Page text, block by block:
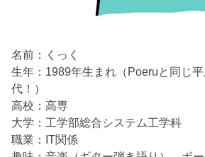
名前：くっく
生年：1989年生まれ（Poeruと同じ
代！）
高校：高専
大学：工学部総合システム工学科
職業：IT関係